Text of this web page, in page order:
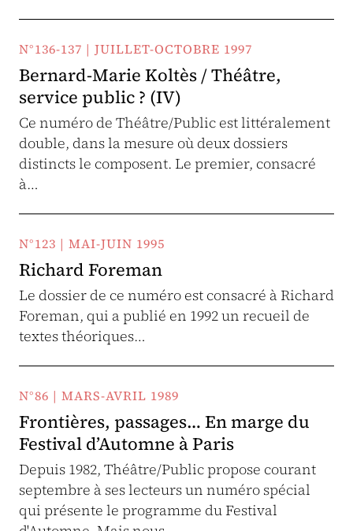
N°136-137 | JUILLET-OCTOBRE 1997
Bernard-Marie Koltès / Théâtre,
service public ? (IV)
Ce numéro de Théâtre/Public est littéralement
double, dans la mesure où deux dossiers
distincts le composent. Le premier, consacré
à…
N°123 | MAI-JUIN 1995
Richard Foreman
Le dossier de ce numéro est consacré à Richard
Foreman, qui a publié en 1992 un recueil de
textes théoriques…
N°86 | MARS-AVRIL 1989
Frontières, passages… En marge du
Festival d’Automne à Paris
Depuis 1982, Théâtre/Public propose courant
septembre à ses lecteurs un numéro spécial
qui présente le programme du Festival